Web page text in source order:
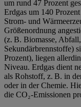
um rund 47 Prozent
Erdgas um 140
Strom- und
Größenordnung
(z. B. Biomasse,
Sekundärbrennstoffe)
Prozent), liegen
Niveau. Erdgas dient
als Rohstoff, z. B. in
oder in der Chemie.
die CO₂-Emissionen